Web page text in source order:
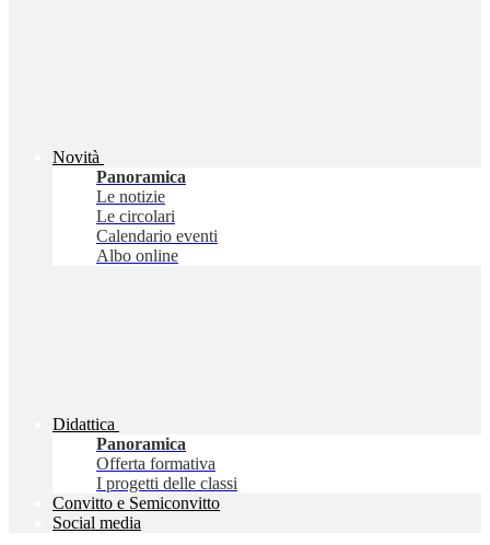
Novità
Panoramica
Le notizie
Le circolari
Calendario eventi
Albo online
Didattica
Panoramica
Offerta formativa
I progetti delle classi
Convitto e Semiconvitto
Social media